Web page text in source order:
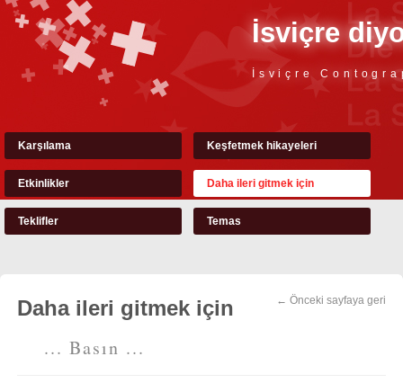
İsviçre
İsviçre
Karşılama Keşfetmek hikayeleri
Etkinlikler Daha ileri gitmek için
Teklifler Temas
← Önceki sayfaya geri
Daha ileri gitmek için
... Basın ...